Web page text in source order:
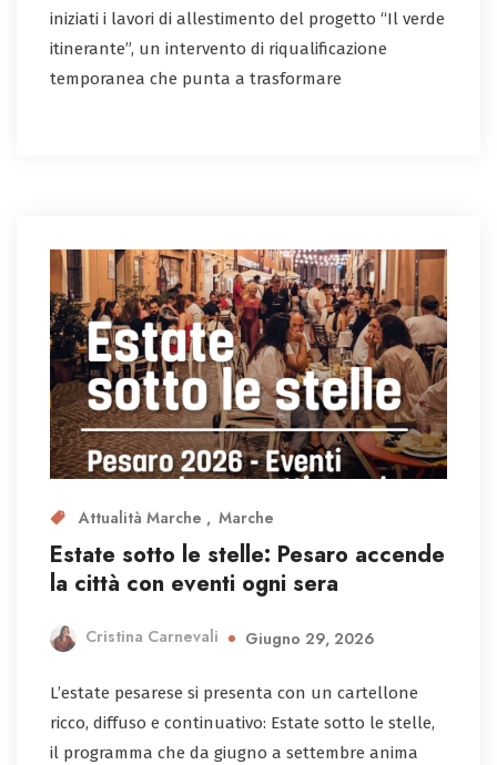
iniziati i lavori di allestimento del progetto “Il verde
itinerante”, un intervento di riqualificazione
temporanea che punta a trasformare
Attualità Marche Marche
Estate sotto le stelle: Pesaro accende
la città con eventi ogni sera
Cristina Carnevali Giugno 29, 2026
L’estate pesarese si presenta con un cartellone
ricco, diffuso e continuativo: Estate sotto le stelle,
il programma che da giugno a settembre anima